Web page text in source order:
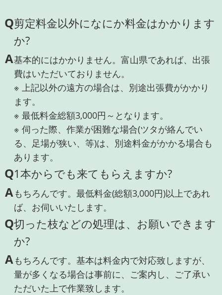
Q剪定料金以外になにか料金はかかります
か?
A基本的にはかかりません。富山県であれば、出張
費はいただいておりません。
※ 上記以外の遠方の場合は、別途出張費がかかり
ます。
※ 最低料金総額3,000円～となります。
※ 伺った際、作業が困難な場合(ツタが絡んでい
る、足場が狭い、等)は、別途料金がかかる場合も
あります。
Q1本からでも来てもらえますか?
Aもちろんです。最低料金(総額3,000円)以上であれ
ば、お伺いいたします。
Q切った枝などの処理は、お願いできます
か?
Aもちろんです。基本は料金内で対応致しますが、
量が多くなる場合は事前に、ご案内し、ご了承い
ただいた上で作業致します。